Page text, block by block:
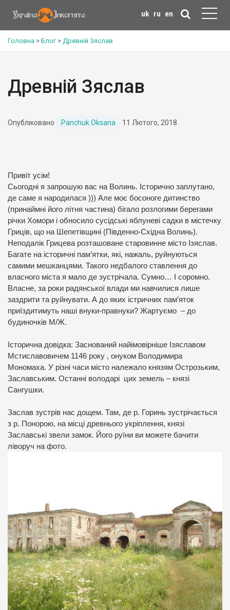
uk ru en
Головна > Блог> Древній Зяслав
Древній Зяслав
Опубліковано Panchuk Oksana 11 Лютого, 2018
Привіт усім!
Сьогодні я запрошую вас на Волинь. Історично заплутано,
де саме я народилася ))) Але моє босоноге дитинство
(принаймні його літня частина) бігало розлогими берегами
річки Хомори і обносило сусідські яблуневі садки в містечку
Гриців, що на Шепетівщині (Південно-Східна Волинь).
Неподалік Грицева розташоване старовинне місто Ізяслав.
Багате на історичні пам’ятки, які, нажаль, руйнуються
самими мешканцями. Такого недбалого ставлення до
власного міста я мало де зустрічала. Сумно… І соромно.
Власне, за роки радянської влади ми навчилися лише
заздрити та руйнувати. А до яких істричних пам’яток
приїздитимуть наші внуки-правнуки? Жартуємо – до
будиночків М/Ж.
Історична довідка: Заснований найімовірніше Ізяславом
Мстиславовичем 1146 року , онуком Володимира
Мономаха. У різні часи місто належало князям Острозьким,
Заславським. Останні володарі цих земель – князі
Сангушки.
Заслав зустрів нас дощем. Там, де р. Горинь зустрічається
з р. Понорою, на місці древнього укріплення, князі
Заславські звели замок. Його руїни ви можете бачити
ліворуч на фото.